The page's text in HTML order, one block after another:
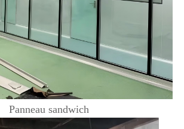
Panneau sandwich